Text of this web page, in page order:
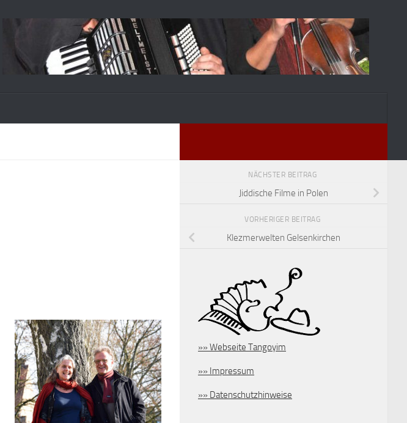
NÄCHSTER BEITRAG
Jiddische Filme in Polen
VORHERIGER BEITRAG
Klezmerwelten Gelsenkirchen
»» Webseite Tangoyim
»» Impressum
»» Datenschutzhinweise